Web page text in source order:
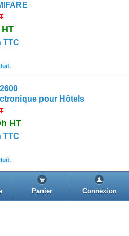
HT
TTC
pour Hôtels
HT
TTC
en métal et clavier
Panier Connexion